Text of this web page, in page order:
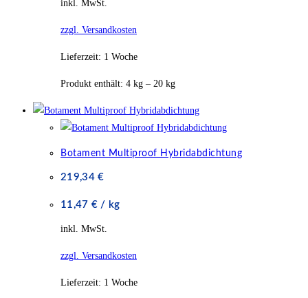
inkl. MwSt.
zzgl. Versandkosten
Lieferzeit: 1 Woche
Produkt enthält: 4 kg – 20 kg
Botament Multiproof Hybridabdichtung
219,34€
11,47 € / kg
inkl. MwSt.
zzgl. Versandkosten
Lieferzeit: 1 Woche